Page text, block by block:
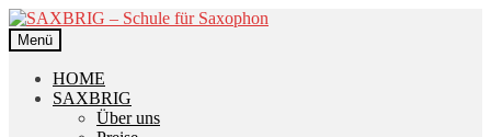
Zur
Navigation
springen
Zum
Inhalt
springen
Menü
HOME
SAXBRIG
Über uns